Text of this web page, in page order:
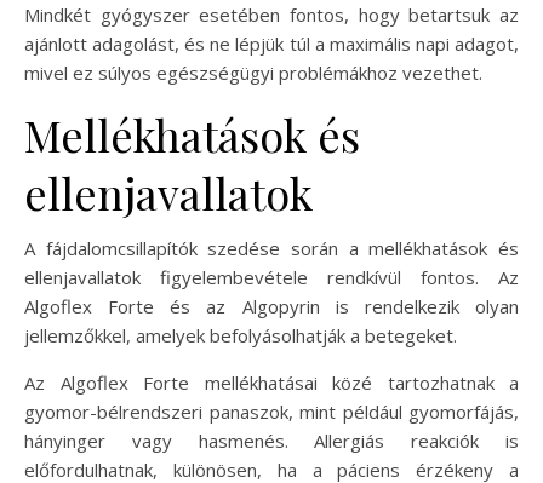
Mindkét gyógyszer esetében fontos, hogy betartsuk az
ajánlott adagolást, és ne lépjük túl a maximális napi adagot,
mivel ez súlyos egészségügyi problémákhoz vezethet.
Mellékhatások és
ellenjavallatok
A fájdalomcsillapítók szedése során a mellékhatások és
ellenjavallatok figyelembevétele rendkívül fontos. Az
Algoflex Forte és az Algopyrin is rendelkezik olyan
jellemzőkkel, amelyek befolyásolhatják a betegeket.
Az Algoflex Forte mellékhatásai közé tartozhatnak a
gyomor-bélrendszeri panaszok, mint például gyomorfájás,
hányinger vagy hasmenés. Allergiás reakciók is
előfordulhatnak, különösen, ha a páciens érzékeny a